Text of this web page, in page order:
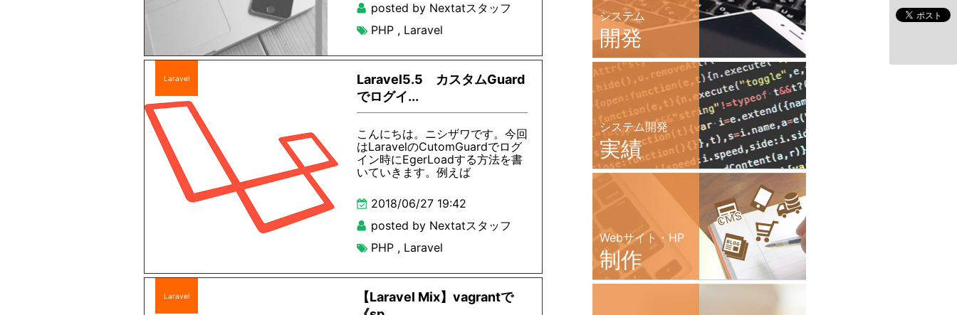
posted by Nextatスタッフ
PHP , Laravel
Laravel
Laravel5.5 カスタムGuard
でログイ...
こんにちは。ニシザワです。今回
はLaravelのCutomGuardでログ
イン時にEgerLoadする方法を書
いていきます。例えば
2018/06/27 19:42
posted by Nextatスタッフ
PHP , Laravel
Laravel
【Laravel Mix】vagrantで
システム
開発
システム開発
実績
Webサイト・HP
制作